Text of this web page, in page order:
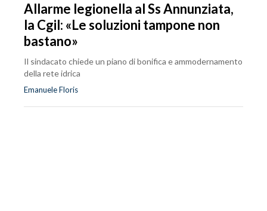
Allarme legionella al Ss Annunziata,
la Cgil: «Le soluzioni tampone non
bastano»
Il sindacato chiede un piano di bonifica e ammodernamento
della rete idrica
Emanuele Floris